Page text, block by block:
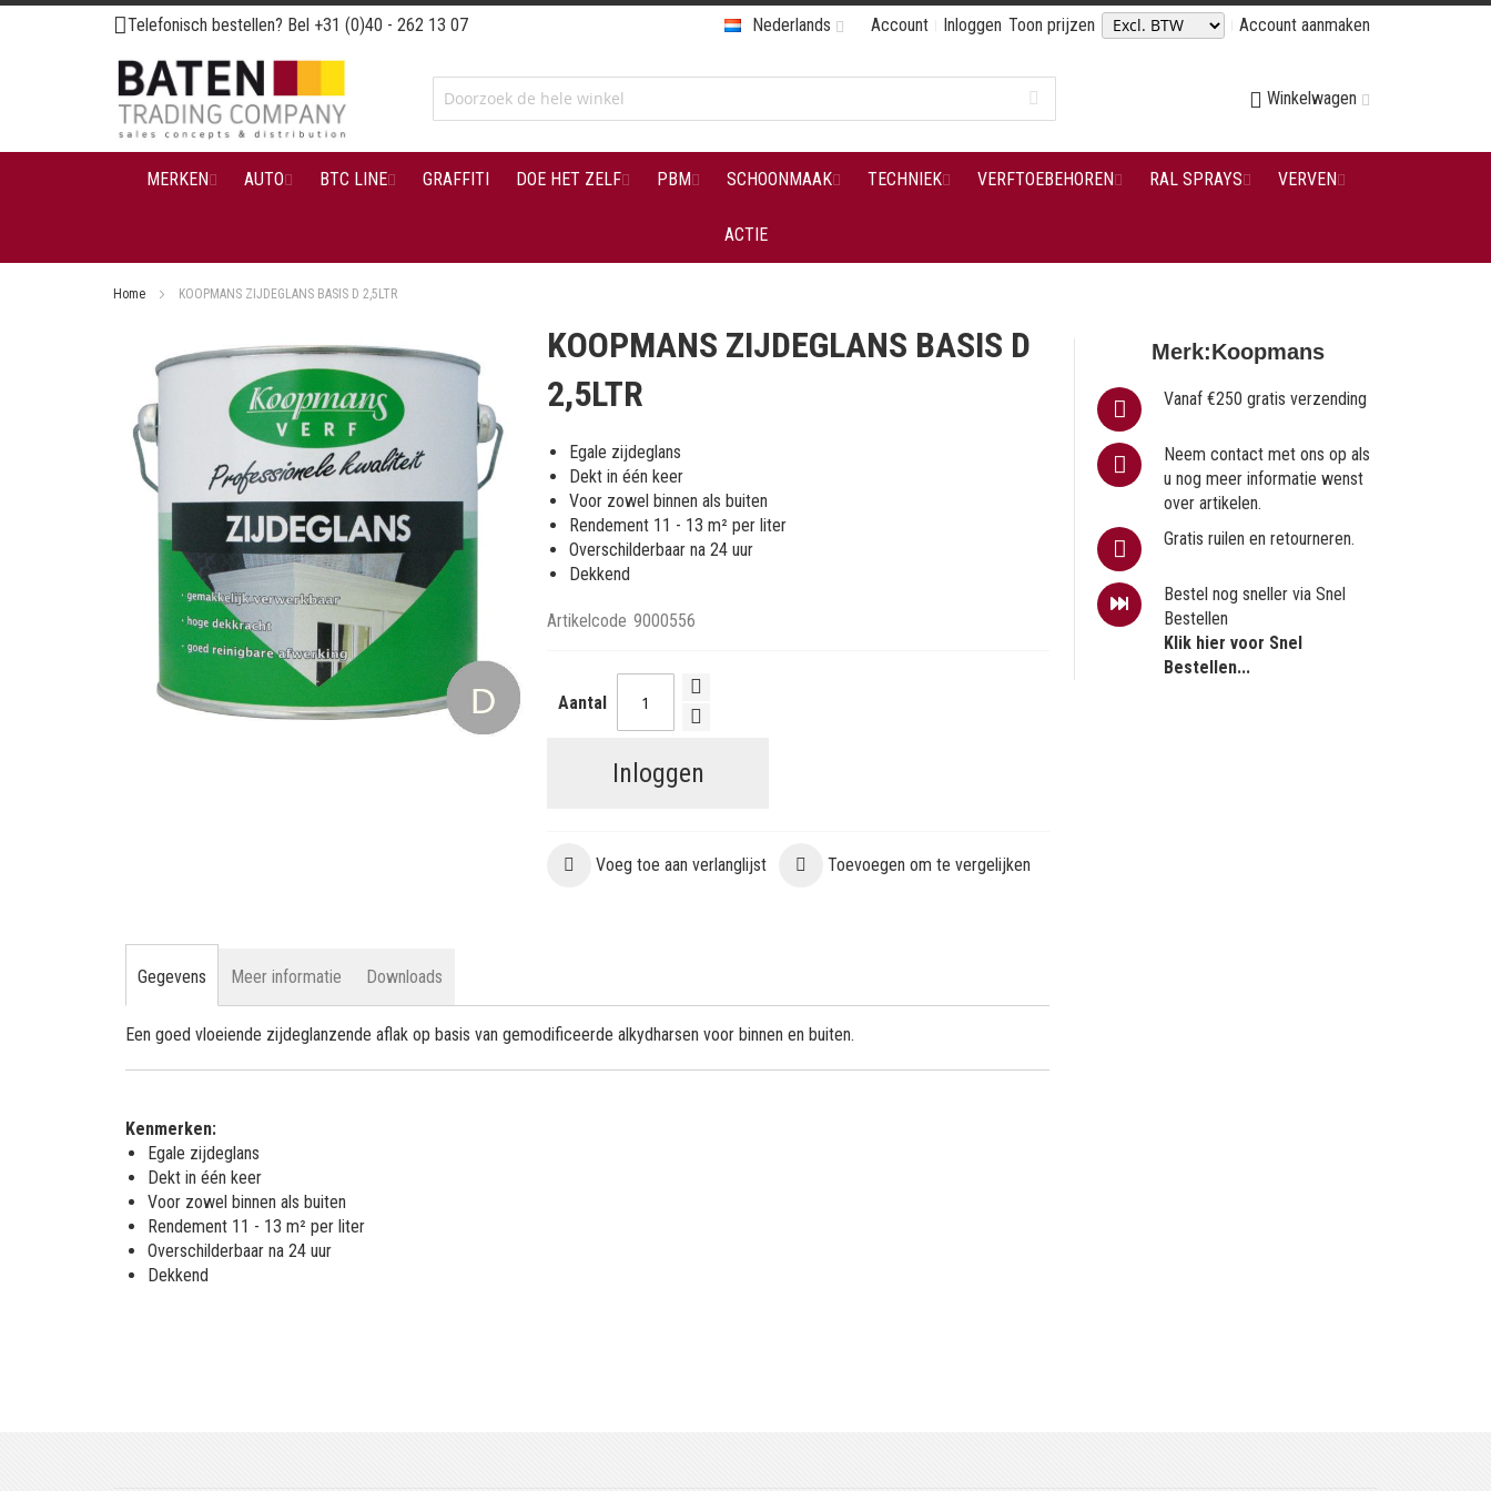
Ga
naar
de
inhoud
Telefonisch bestellen? Bel +31 (0)40 - 262 13 07 Account Inloggen Toon prijzen Account aanmaken
Nederlands
Winkelwagen
MERKEN AUTO BTC LINE GRAFFITI DOE HET ZELF PBM SCHOONMAAK TECHNIEK VERFTOEBEHOREN RAL SPRAYS VERVEN
ACTIE
Home KOOPMANS ZIJDEGLANS BASIS D 2,5LTR
einde
van
afbeeldingen-
KOOPMANS ZIJDEGLANS BASIS D
2,5LTR
Egale zijdeglans
Dekt in één keer
Voor zowel binnen als buiten
Rendement 11 - 13 m² per liter
Overschilderbaar na 24 uur
Dekkend
Artikelcode 9000556
Aantal
Inloggen
Voeg toe aan verlanglijst Toevoegen om te vergelijken
Merk:Koopmans
Vanaf €250 gratis verzending
Neem contact met ons op als
u nog meer informatie wenst
over artikelen.
Gratis ruilen en retourneren.
Bestel nog sneller via Snel
Bestellen
Klik hier voor Snel
Bestellen...
Gegevens
Een goed vloeiende zijdeglanzende aflak op basis van gemodificeerde alkydharsen voor binnen en buiten.
Kenmerken:
Egale zijdeglans
Dekt in één keer
Voor zowel binnen als buiten
Rendement 11 - 13 m² per liter
Overschilderbaar na 24 uur
Dekkend
Meer informatie Downloads